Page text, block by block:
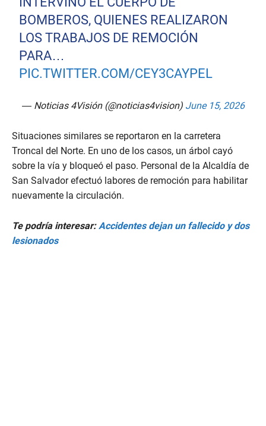
BOMBEROS, QUIENES REALIZARON
LOS TRABAJOS DE REMOCIÓN
PARA…
PIC.TWITTER.COM/CEY3CAYPEL
— Noticias 4Visión (@noticias4vision) June 15, 2026
Situaciones similares se reportaron en la carretera
Troncal del Norte. En uno de los casos, un árbol cayó
sobre la vía y bloqueó el paso. Personal de la Alcaldía de
San Salvador efectuó labores de remoción para habilitar
nuevamente la circulación.
Te podría interesar:Accidentes dejan un fallecido y dos
lesionados